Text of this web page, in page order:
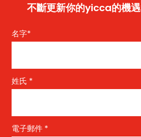
不斷更新你的yicca的機
名字*
姓氏 *
電子郵件 *